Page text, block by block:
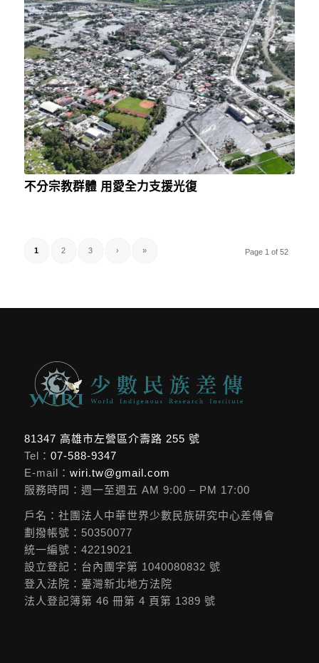
不分宗教群體 用愛全力支援光復
Page 1 of 52
1 2 3 › »
81347 高雄市左營區介壽路 255 號
Tel： 07-588-9347
E-mail： wiri.tw@gmail.com
服務時間：週一至週五 AM 9:00 – PM 17:00
戶名：社團法人中華世界少數民族研究中心差傳會
劃撥帳號：50350077
統一編號：42219021
設立登記：台內團字第 1040080832 號
登入法院：臺灣新北地方法院
法人登記簿第 46 冊第 4 頁第 1389 號